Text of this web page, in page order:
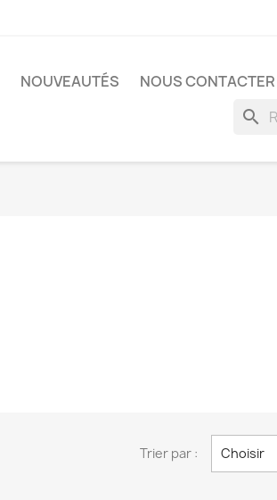
NOUVEAUTÉS NOUS CONTACTER
search
Trier par : Choisir